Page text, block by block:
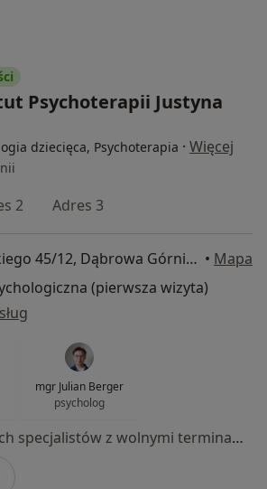
Psychoterapii Justyna
dziecięca, Psychoterapia · Więcej
2 Adres 3
Jana III Sobieskiego 45/12, Dąbrowa Górnicza • Mapa
(pierwsza wizyta)
mgr Julian Berger
psycholog
Brak dostępnych specjalistów z wolnymi terminami w tym centrum medycznym.